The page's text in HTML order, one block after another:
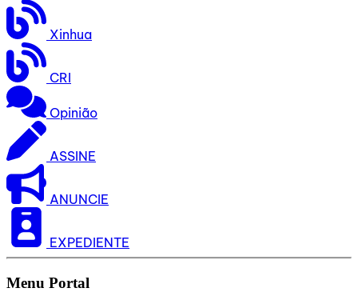
Xinhua
CRI
Opinião
ASSINE
ANUNCIE
EXPEDIENTE
Menu Portal